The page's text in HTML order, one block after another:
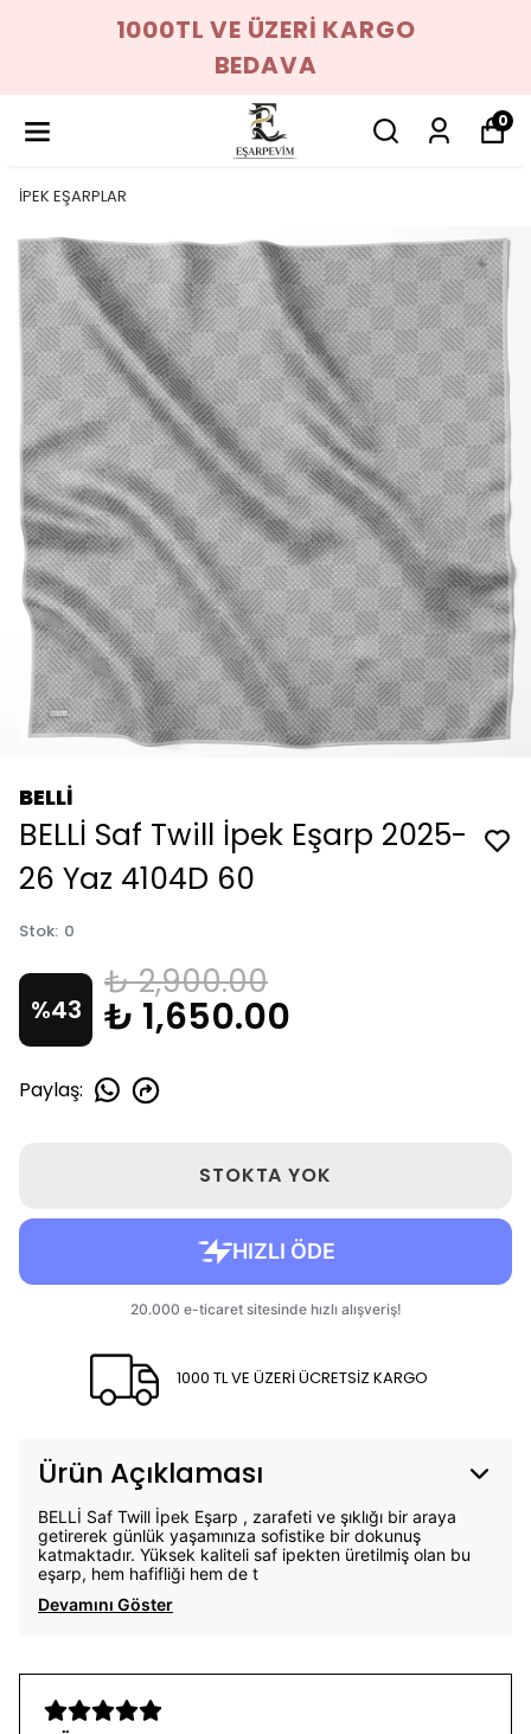
1000TL VE ÜZERİ KARGO
BEDAVA
0
İPEK EŞARPLAR
BELLİ
BELLİ Saf Twill İpek Eşarp 2025-
26 Yaz 4104D 60
Stok: 0
%43
₺ 2,900.00
₺ 1,650.00
Paylaş:
STOKTA YOK
1000 TL VE ÜZERİ ÜCRETSİZ KARGO
Ürün Açıklaması
BELLİ Saf Twill İpek Eşarp , zarafeti ve şıklığı bir araya
getirerek günlük yaşamınıza sofistike bir dokunuş
katmaktadır. Yüksek kaliteli saf ipekten üretilmiş olan bu
eşarp, hem hafifliği hem de t
Devamını Göster